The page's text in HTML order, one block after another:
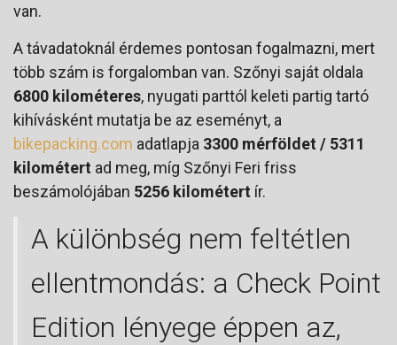
van.
A távadatoknál érdemes pontosan fogalmazni, mert
több szám is forgalomban van. Szőnyi saját oldala
6800 kilométeres, nyugati parttól keleti partig tartó
kihívásként mutatja be az eseményt, a
bikepacking.com adatlapja 3300 mérföldet / 5311
kilométert ad meg, míg Szőnyi Feri friss
beszámolójában 5256 kilométert ír.
A különbség nem feltétlen
ellentmondás: a Check Point
Edition lényege éppen az,